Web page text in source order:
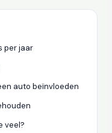
per jaar
auto beïnvloeden
veel?